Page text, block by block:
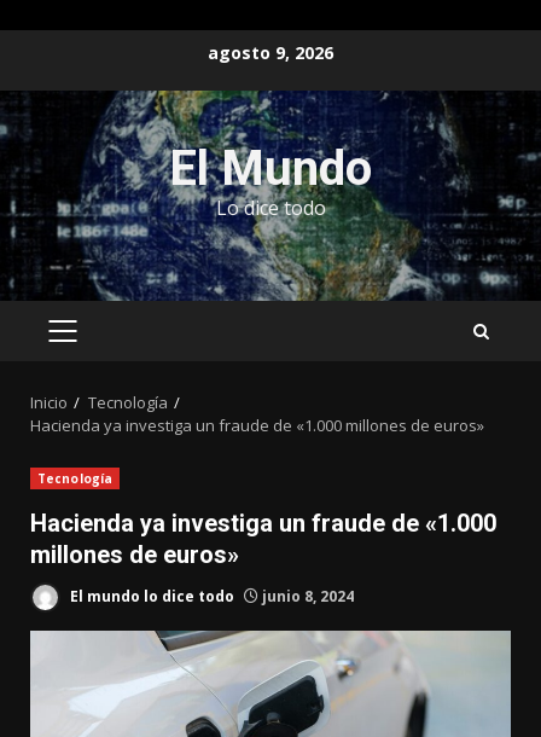
contenido
agosto 9, 2026
El Mundo
Lo dice todo
MENÚ
Inicio
Tecnología
Hacienda ya investiga un fraude de «1.000 millones de euros»
Tecnología
Hacienda ya investiga un fraude de «1.000
millones de euros»
El mundo lo dice todo junio 8, 2024